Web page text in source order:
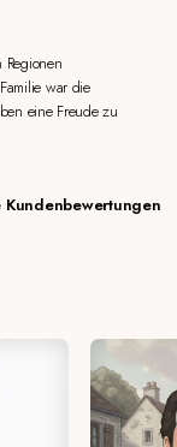
war die
eine Freude zu
Kundenbewertungen